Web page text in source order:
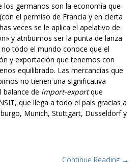
los germanos son la economía que
el permiso de Francia y en cierta
veces se le aplica el apelativo de
y atribuimos ser la punta de lanza
todo el mundo conoce que el
y exportación que tenemos con
equilibrado. Las mercancías que
no tienen una significativa
balance de import-exportque
que llega a todo el país gracias a
Munich, Stuttgart, Dusseldorf y
Continue Reading →